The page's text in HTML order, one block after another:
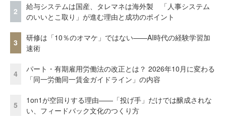
2
給与システムは国産、タレマネは海外製 「人事システム
のいいとこ取り」が進む理由と成功のポイント
3
研修は「10％のオマケ」ではない——AI時代の経験学習加
速術
4
パート・有期雇用労働法の改正とは？ 2026年10月に変わる
「同一労働同一賃金ガイドライン」の内容
5
1on1が空回りする理由——「投げ手」だけでは醸成されな
い、フィードバック文化のつくり方